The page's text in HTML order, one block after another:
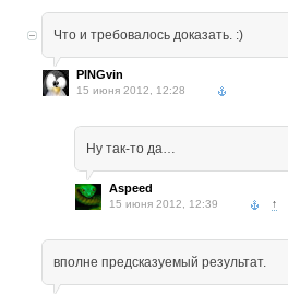
Что и требовалось доказать. :)
PINGvin
15 июня 2012, 12:28
Ну так-то да…
Aspeed
15 июня 2012, 12:39 ↑
вполне предсказуемый результат.